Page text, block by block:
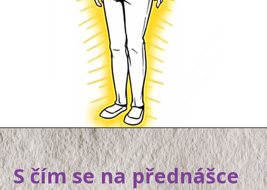
S čím se na přednášce